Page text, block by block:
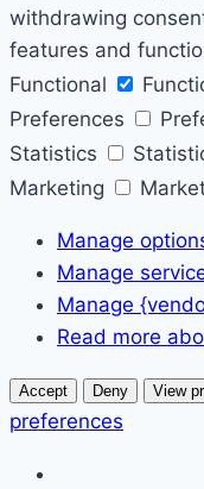
withdrawing
features and
Functional
Preferences
Statistics
Marketing
Manage
Manage
Manage
Read more
Accept Deny View
preferences